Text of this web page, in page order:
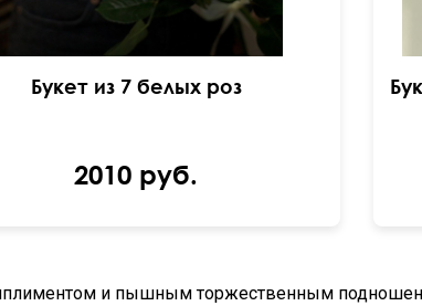
Букет из 7 белых роз
2010 руб.
и пышным торжественным